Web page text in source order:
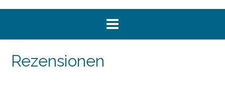
Rezensionen